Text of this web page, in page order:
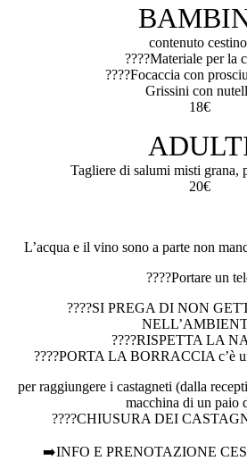
contenuto
????Materiale per la
????Focaccia con
Grissini con
18€
Tagliere di salumi misti grana,
20€
L’acqua e il vino sono a parte non
????Portare un
????SI PREGA DI NON
????RISPETTA LA
????PORTA LA BORRACCIA c’è
per raggiungere i castagneti (dalla
macchina di un paio
????CHIUSURA DEI
➡️INFO E PRENOTAZIONE